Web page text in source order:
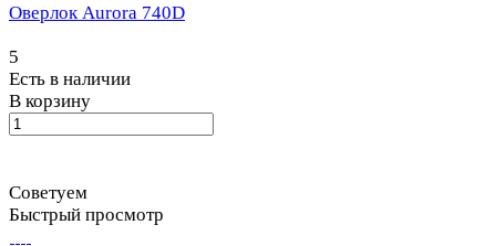
Оверлок Aurora 740D
5
Есть в наличии
В корзину
Советуем
Быстрый просмотр